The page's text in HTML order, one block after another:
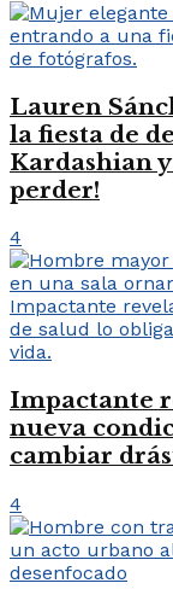
Lauren
la fiesta de
Kardashian
perder!
4
Impactante
nueva
cambiar
4